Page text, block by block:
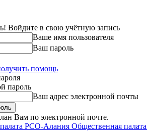
Войдите в свою учётную запись
Ваше имя пользователя
Ваш пароль
помощь
пароль
Ваш адрес электронной почты
Вам по электронной почте.
Общественная